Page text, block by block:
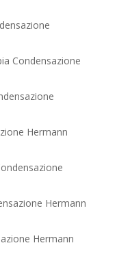
Condensazione
Hermann
Hermann
Hermann